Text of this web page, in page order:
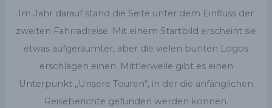
Im Jahr darauf stand die Seite unter dem Einfluss der
zweiten Fahrradreise. Mit einem Startbild erscheint sie
etwas aufgeräumter, aber die vielen bunten Logos
erschlagen einen. Mittlerweile gibt es einen
Unterpunkt „Unsere Touren“, in der die anfänglichen
Reiseberichte gefunden werden können.